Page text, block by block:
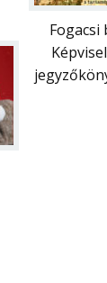
Fogacsi